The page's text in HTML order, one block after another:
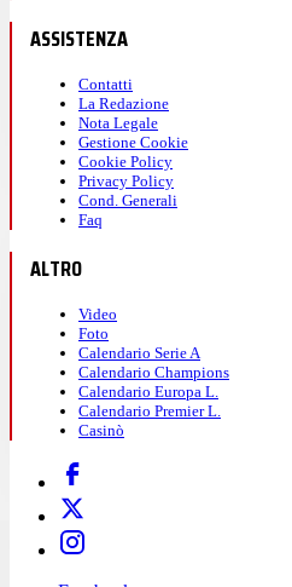
ASSISTENZA
Contatti
La Redazione
Nota Legale
Gestione Cookie
Cookie Policy
Privacy Policy
Cond. Generali
Faq
ALTRO
Video
Foto
Calendario Serie A
Calendario Champions
Calendario Europa L.
Calendario Premier L.
Casinò